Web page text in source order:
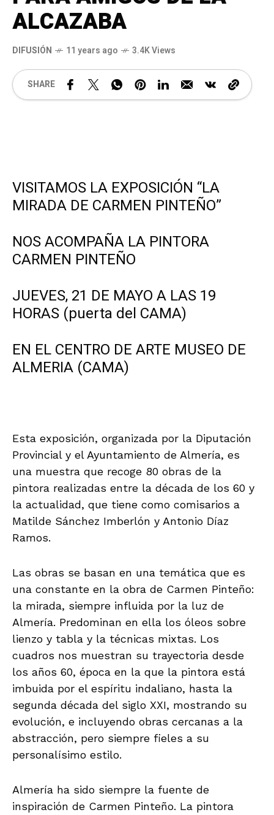
ALCAZABA
DIFUSIÓN 11 years ago 3.4K Views
SHARE
VISITAMOS LA EXPOSICIÓN “LA
MIRADA DE CARMEN PINTEÑO”
NOS ACOMPAÑA LA PINTORA
CARMEN PINTEÑO
JUEVES, 21 DE MAYO A LAS 19
HORAS (puerta del CAMA)
EN EL CENTRO DE ARTE MUSEO DE
ALMERIA (CAMA)
Esta exposición, organizada por la Diputación
Provincial y el Ayuntamiento de Almería, es
una muestra que recoge 80 obras de la
pintora realizadas entre la década de los 60 y
la actualidad, que tiene como comisarios a
Matilde Sánchez Imberlón y Antonio Díaz
Ramos.
Las obras se basan en una temática que es
una constante en la obra de Carmen Pinteño:
la mirada, siempre influida por la luz de
Almería. Predominan en ella los óleos sobre
lienzo y tabla y la técnicas mixtas. Los
cuadros nos muestran su trayectoria desde
los años 60, época en la que la pintora está
imbuida por el espíritu indaliano, hasta la
segunda década del siglo XXI, mostrando su
evolución, e incluyendo obras cercanas a la
abstracción, pero siempre fieles a su
personalísimo estilo.
Almería ha sido siempre la fuente de
inspiración de Carmen Pinteño. La pintora